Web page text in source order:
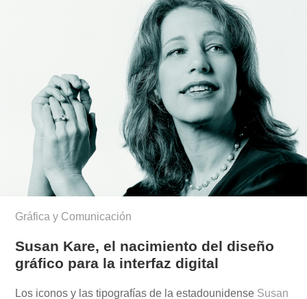
Gráfica y Comunicación
Susan Kare, el nacimiento del diseño
gráfico para la interfaz digital
Los iconos y las tipografías de la estadounidense Susan